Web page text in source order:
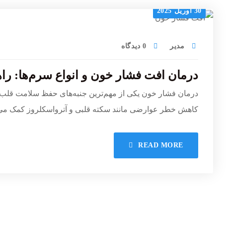
30 آوریل 2025
مدیر 0 دیدگاه
درمان افت فشار خون و انواع سرم‌ها:
درمان فشار خون یکی از مهم‌ترین جنبه‌های حفظ سلامت
کاهش خطر عوارضی مانند سکته قلبی و آترواسکلروز کمک
READ MORE